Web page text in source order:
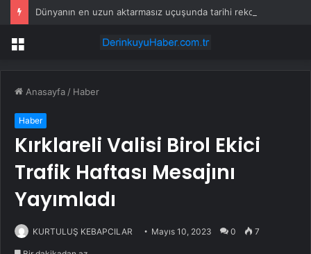
Menü
Anasayfa / Haber
Haber
Kırklareli Valisi Birol Ekici
Trafik Haftası Mesajını
Yayımladı
KURTULUŞ KEBAPCILAR Mayıs 10, 2023 0 7